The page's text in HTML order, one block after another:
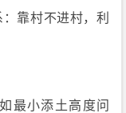
靠村不进村，利
最小添土高度问